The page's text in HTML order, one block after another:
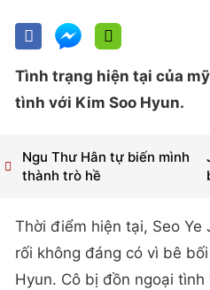
Tình trạng hiện tại của
tình với Kim Soo Hyun.
Ngu Thư Hân tự biến mình
thành trò hề
Thời điểm hiện tại, Seo Ye
rối không đáng có vì bê
Hyun. Cô bị đồn ngoại